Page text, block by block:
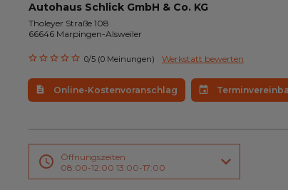
Die Marke
Leistungen
Angebote
Neuigkeiten
Unser Sortiment EUROREPAR
Autohaus Schlick GmbH & Co. KG
Tholeyer Straße 108
66646 Marpingen-Alsweiler
0/5 (0 Meinungen) Werkstatt bewerten
Online-Kostenvoranschlag
Öffnungszeiten
08:00-12:00 13:00-17:00